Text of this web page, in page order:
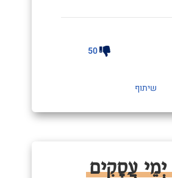
50
שיתוף
עֲסָקִים